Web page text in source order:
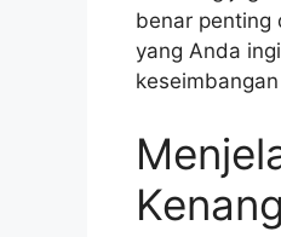
benar penting
yang Anda